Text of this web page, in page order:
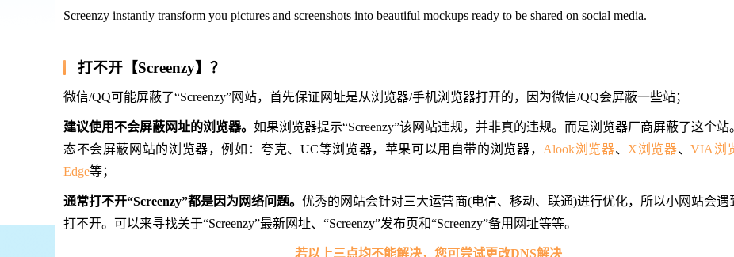
Screenzy instantly transform you pictures and screenshots into beautiful mockups ready to be shared on social media.
打不开【Screenzy】？
微信/QQ可能屏蔽了“Screenzy”网站，首先保证网址是从浏览器/手机浏览器打开的，因为微信/QQ会屏蔽一些站；
建议使用不会屏蔽网址的浏览器。 如果浏览器提示“Screenzy”该网站违规，并非真的违规。而是浏览器厂商屏蔽了这个站
态不会屏蔽网站的浏览器，例如：夸克、UC等浏览器，苹果可以用自带的浏览器， Alook浏览器、 X浏览器、VIA浏
Edge等；
通常打不开“Screenzy”都是因为网络问题。优秀的网站会针对三大运营商(电信、移动、联通)进行优化，所以小网站会遇
打不开。可以来寻找关于“Screenzy”最新网址、“Screenzy”发布页和“Screenzy”备用网址等等。
若以上三点均不能解决，您可尝试更改DNS解决